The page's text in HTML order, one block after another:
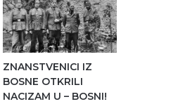
ZNANSTVENICI IZ
BOSNE OTKRILI
NACIZAM U – BOSNI!